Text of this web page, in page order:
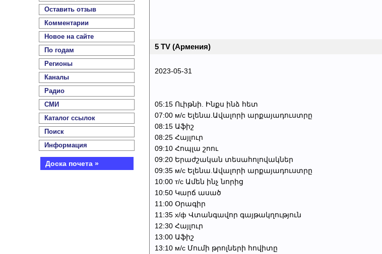
Оставить отзыв
Комментарии
Новое на сайте
По годам
Регионы
Каналы
Радио
СМИ
Каталог ссылок
Поиск
Информация
Доска почета »
5 TV (Армения)
2023-05-31
05:15 Ուիթնի. Ինքս ինձ հետ
07:00 м/с Ելենա.Ավալորի արքայադուստրը
08:15 Աֆիշ
08:25 Հայլուր
09:10 Հոպլա շոու
09:20 Երաժշական տեսահոլովակներ
09:35 м/с Ելենա.Ավալորի արքայադուստրը
10:00 т/с Ամեն ինչ նորից
10:50 Կարճ ասած
11:00 Օրագիր
11:35 х/ф Վտանգավոր գայթակղություն
12:30 Հայլուր
13:00 Աֆիշ
13:10 м/с Մումի թրոլների հովիտը